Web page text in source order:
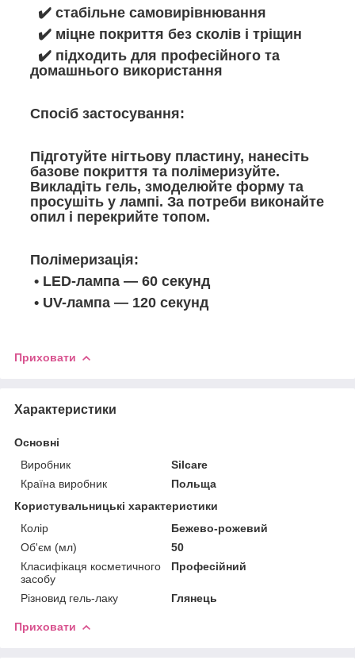
✔️ стабільне самовирівнювання
✔️ міцне покриття без сколів і тріщин
✔️ підходить для професійного та
домашнього використання
Спосіб застосування:
Підготуйте нігтьову пластину, нанесіть
базове покриття та полімеризуйте.
Викладіть гель, змоделюйте форму та
просушіть у лампі. За потреби виконайте
опил і перекрийте топом.
Полімеризація:
• LED-лампа — 60 секунд
• UV-лампа — 120 секунд
Приховати
Характеристики
Основні
Виробник
Silcare
Країна виробник
Польща
Користувальницькі характеристики
Колір
Бежево-рожевий
Об'єм (мл)
50
Класифікаця косметичного
засобу
Професійний
Різновид гель-лаку Глянець
Приховати